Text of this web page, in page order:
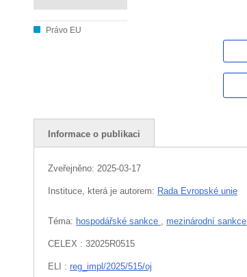
Právo EU
Informace o publikaci
Zveřejněno: 2025-03-17
Instituce, která je autorem: Rada Evropské unie
Téma: hospodářské sankce , mezinárodní sankce
CELEX : 32025R0515
ELI : reg_impl/2025/515/oj